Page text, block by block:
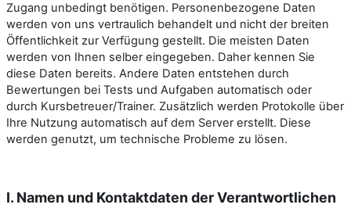
Zugang unbedingt benötigen. Personenbezogene Daten
werden von uns vertraulich behandelt und nicht der breiten
Öffentlichkeit zur Verfügung gestellt. Die meisten Daten
werden von Ihnen selber eingegeben. Daher kennen Sie
diese Daten bereits. Andere Daten entstehen durch
Bewertungen bei Tests und Aufgaben automatisch oder
durch Kursbetreuer/Trainer. Zusätzlich werden Protokolle über
Ihre Nutzung automatisch auf dem Server erstellt. Diese
werden genutzt, um technische Probleme zu lösen.
I. Namen und Kontaktdaten der Verantwortlichen